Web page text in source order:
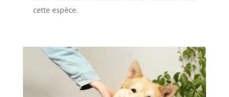
cette espèce.